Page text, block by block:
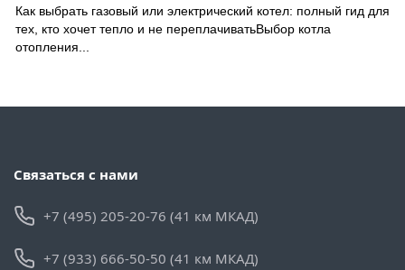
Как выбрать газовый или электрический котел: полный гид для
тех, кто хочет тепло и не переплачиватьВыбор котла
отопления...
Связаться с нами
+7 (495) 205-20-76 (41 км МКАД)
+7 (933) 666-50-50 (41 км МКАД)